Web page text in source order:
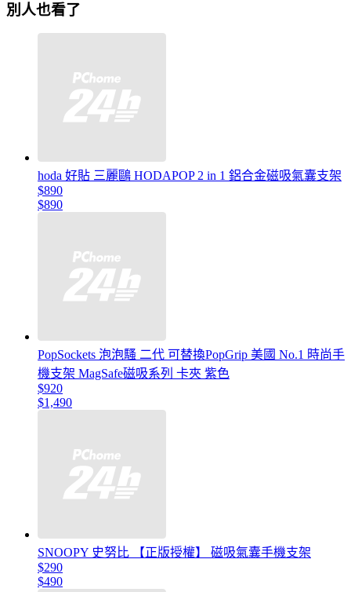
別人也看了
hoda 好貼 三麗鷗 HODAPOP 2 in 1 鋁合金磁吸氣囊支架
$890
$890
PopSockets 泡泡騷 二代 可替換PopGrip 美國 No.1 時尚手
機支架 MagSafe磁吸系列 卡夾 紫色
$920
$1,490
SNOOPY 史努比 【正版授權】 磁吸氣囊手機支架
$290
$490